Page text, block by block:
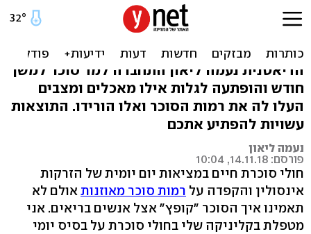
איך מרגיש חולה סוכרת?
נעמה ליאון ניסתה על עצמה
הדיאטנית נעמה ליאון התחברה למד סוכר למשך
חודש והופתעה לגלות אילו מאכלים ומצבים
העלו לה את רמות הסוכר ואלו הורידו. התוצאות
עשויות להפתיע אתכם
נעמה ליאון
פורסם: 14.11.18, 10:04
חולי סוכרת חיים במציאות יום יומית של הזרקות
אינסולין והקפדה על רמות סוכר מאוזנותאולם לא
תאמינו איך הסוכר "קופץ" אצל אנשים בריאים. אני
מטפלת בקליניקה שלי בחולי סוכרת על בסיס יומי